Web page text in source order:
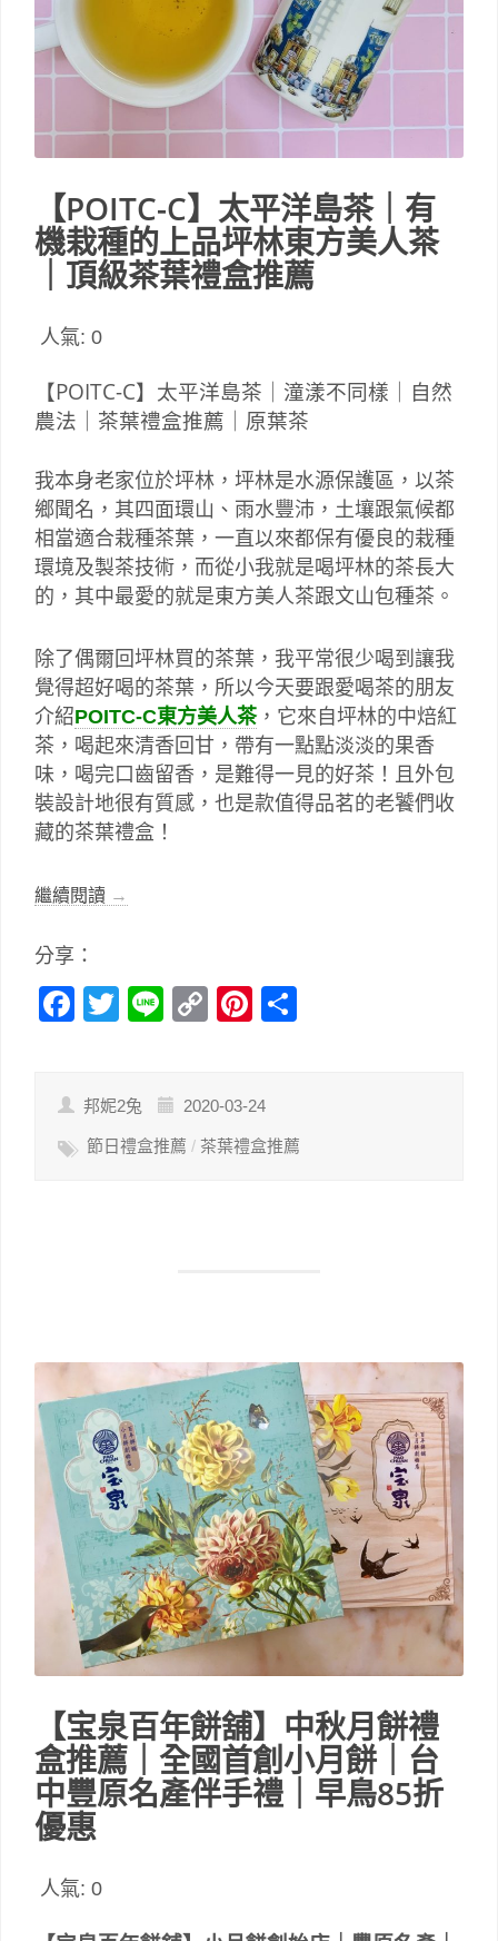
【POITC-C】太平洋島茶｜有
機栽種的上品坪林東方美人茶
｜頂級茶葉禮盒推薦
人氣: 0
【POITC-C】太平洋島茶｜潼漾不同樣｜自然
農法｜茶葉禮盒推薦｜原葉茶
我本身老家位於坪林，坪林是水源保護區，以茶
鄉聞名，其四面環山、雨水豐沛，土壤跟氣候都
相當適合栽種茶葉，一直以來都保有優良的栽種
環境及製茶技術，而從小我就是喝坪林的茶長大
的，其中最愛的就是東方美人茶跟文山包種茶。
除了偶爾回坪林買的茶葉，我平常很少喝到讓我
覺得超好喝的茶葉，所以今天要跟愛喝茶的朋友
介紹POITC-C東方美人茶，它來自坪林的中焙紅
茶，喝起來清香回甘，帶有一點點淡淡的果香
味，喝完口齒留香，是難得一見的好茶！且外包
裝設計地很有質感，也是款值得品茗的老饕們收
藏的茶葉禮盒！
繼續閱讀 →
分享：
Facebook
Twitter
LineCopyPinterest
邦妮2兔 2020-03-24
節日禮盒推薦 / 茶葉禮盒推薦
【宝泉百年餅舖】中秋月餅禮
盒推薦｜全國首創小月餅｜台
中豐原名產伴手禮｜早鳥85折
優惠
人氣: 0